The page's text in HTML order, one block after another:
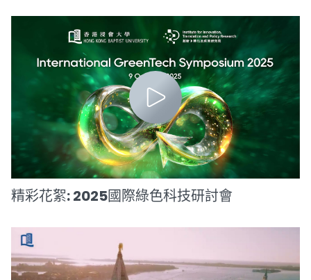
精彩花絮: 2025國際綠色科技研討會